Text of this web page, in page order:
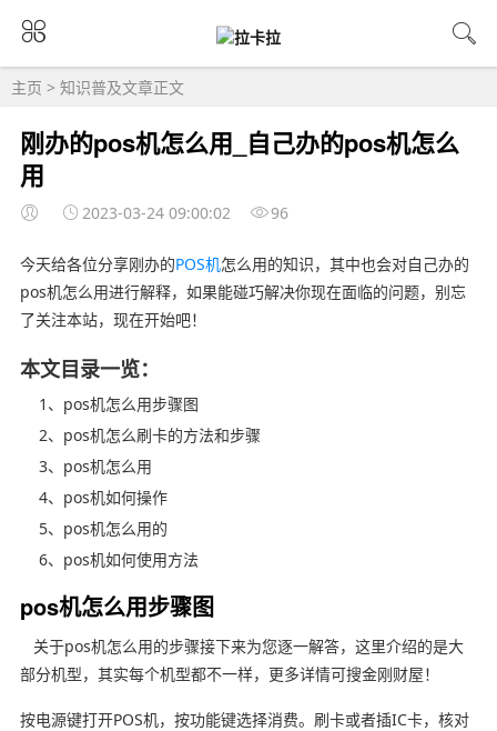
主页 > 知识普及文章正文
刚办的pos机怎么用_自己办的pos机怎么
用
2023-03-24 09:00:02 96
今天给各位分享刚办的POS机怎么用的知识，其中也会对自己办的
pos机怎么用进行解释，如果能碰巧解决你现在面临的问题，别忘
了关注本站，现在开始吧！
本文目录一览：
1、pos机怎么用步骤图
2、pos机怎么刷卡的方法和步骤
3、pos机怎么用
4、pos机如何操作
5、pos机怎么用的
6、pos机如何使用方法
pos机怎么用步骤图
关于pos机怎么用的步骤接下来为您逐一解答，这里介绍的是大
部分机型，其实每个机型都不一样，更多详情可搜金刚财屋！
按电源键打开POS机，按功能键选择消费。刷卡或者插IC卡，核对